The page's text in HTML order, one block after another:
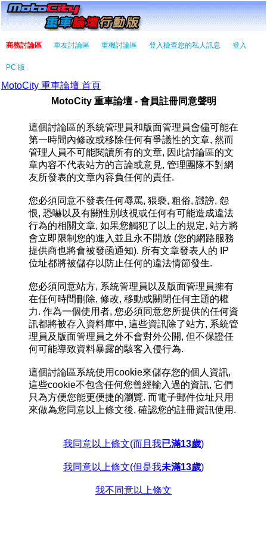
商務討論區 車友討論區 重機討論區 登入檢查您的私人訊息 登入
PC 版
MotoCity 重車論壇 首頁
MotoCity 重車論壇 - 會員註冊同意聲明
這個討論區的系統管理員和版面管理員會儘可能在
第一時間內修改或移除任何有爭議性的文章, 然而
管理人員不可能閱讀所有的文章, 因此討論區的文
章內容不代表站方的言論或意見, 管理團隊不對網
友所發表的文章內容負任何的責任.
您必須同意不發表任何辱罵, 猥褻, 粗俗, 譭謗, 怨
恨, 恐嚇以及有關性別歧視或任何有可能造成違法
行為的相關文章, 如果您觸犯了以上的規定, 站方將
會立即限制您的進入並且永不開放 (您的網路服務
提供商也將會被發函通知). 所有文章發表人的 IP
位址都將被儲存以防止任何的違法情節發生.
您必須同意站方, 系統管理員以及版面管理員擁有
在任何時間刪除, 修改, 移動或關閉任何主題的權
力. 作為一個使用者, 您必須同意您所提供的任何資
訊都將被存入資料庫中, 這些資訊除了站方, 系統管
理員及版面管理員之外不會對外公開, 但不保證任
何可能導致資料暴露的駭客入侵行為.
這個討論區系統使用cookie來儲存您的個人資訊,
這些cookie不包含任何您曾經輸入過的資訊, 它們
只為方便您能更便捷的瀏覽. 而電子郵件位址只用
來做為您同意以上條文後, 確認您的註冊資訊使用.
我同意以上條文(而且我已滿13歲)
我同意以上條文(但是我未滿13歲)
我不同意以上條文